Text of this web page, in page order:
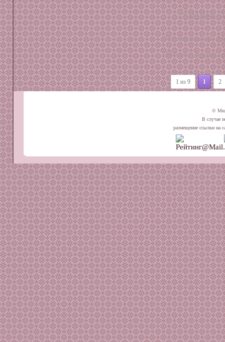
Читать
Размещено в:
Метки:брови,
1 из 9 1 2
©
В случае
размещение ссылки на